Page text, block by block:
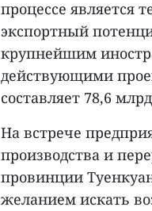
процессе является
экспортный
крупнейшим
действующими
составляет 78,6
На встрече
производства и
провинции
желанием искать